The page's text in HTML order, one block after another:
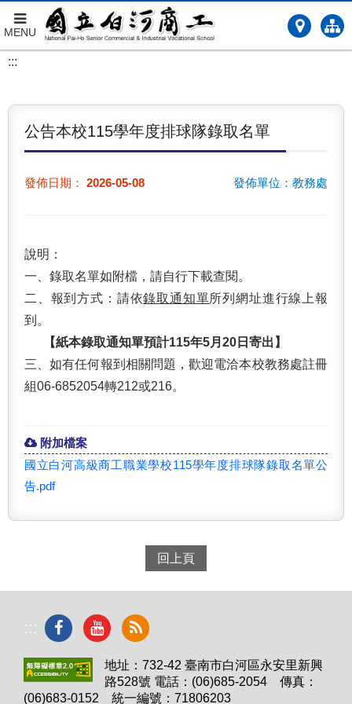
跳
到
要
MENU
:::
公告本校115學年度排球隊錄取名單
發佈日期： 2026-05-08 發佈單位：教務處
說明：
一、錄取名單如附檔，請自行下載查閱。
二、報到方式：請依錄取通知單所列網址進行線上報
到。
【紙本錄取通知單預計115年5月20日寄出】
三、如有任何報到相關問題，歡迎電洽本校教務處註冊
組06-6852054轉212或216。
附加檔案
國立白河高級商工職業學校115學年度排球隊錄取名單公
告.pdf
回上頁
:::
地址：732-42 臺南市白河區永安里新興
路528號 電話：(06)685-2054 傳真：
(06)683-0152 統一編號：71806203